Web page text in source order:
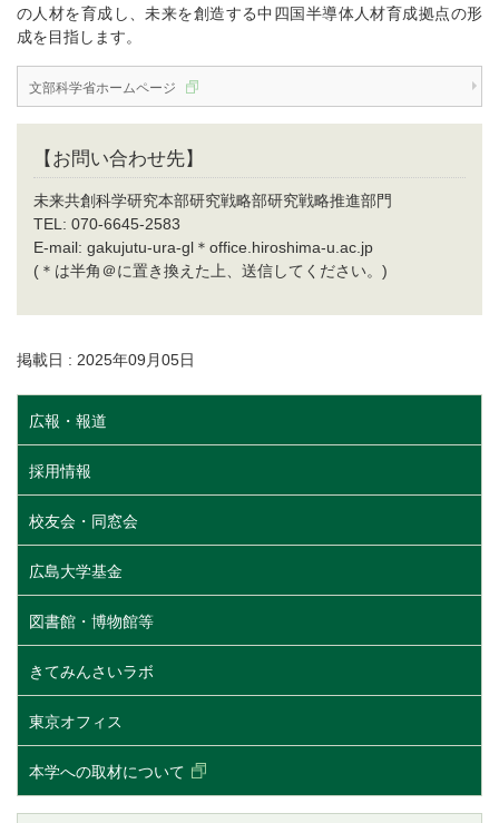
の人材を育成し、未来を創造する中四国半導体人材育成拠点の形
成を目指します。
文部科学省ホームページ
【お問い合わせ先】
未来共創科学研究本部研究戦略部研究戦略推進部門
TEL: 070-6645-2583
E-mail: gakujutu-ura-gl＊office.hiroshima-u.ac.jp
(＊は半角＠に置き換えた上、送信してください。)
掲載日 : 2025年09月05日
広報・報道
採用情報
校友会・同窓会
広島大学基金
図書館・博物館等
きてみんさいラボ
東京オフィス
本学への取材について